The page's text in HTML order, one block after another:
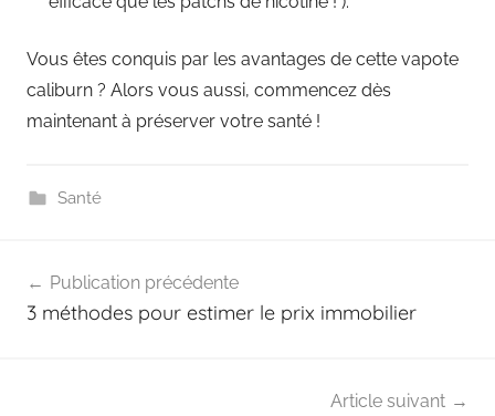
Vous êtes conquis par les avantages de cette vapote
caliburn ? Alors vous aussi, commencez dès
maintenant à préserver votre santé !
Santé
de
Publication précédente
3 méthodes pour estimer le prix immobilier
Article suivant